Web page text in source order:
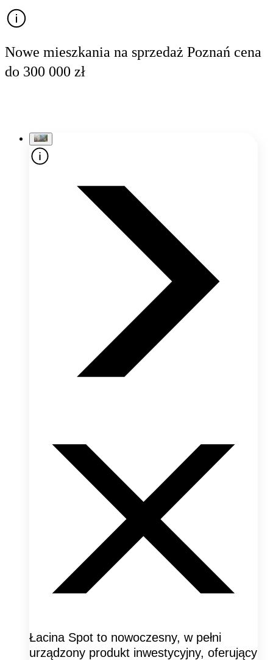
Nowe mieszkania na sprzedaż Poznań cena
do 300 000 zł
Łacina Spot to nowoczesny, w pełni
urządzony produkt inwestycyjny, oferujący